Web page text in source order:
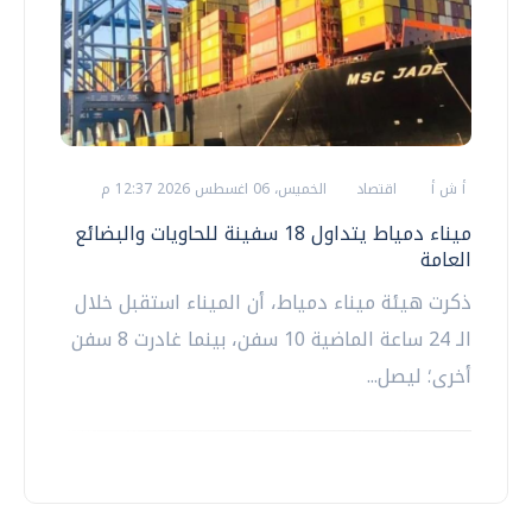
أ ش أ اقتصاد الخميس، 06 اغسطس 2026 12:37 م
ميناء دمياط يتداول 18 سفينة للحاويات والبضائع
العامة
ذكرت هيئة ميناء دمياط، أن الميناء استقبل خلال
الـ 24 ساعة الماضية 10 سفن، بينما غادرت 8 سفن
أخرى؛ ليصل...